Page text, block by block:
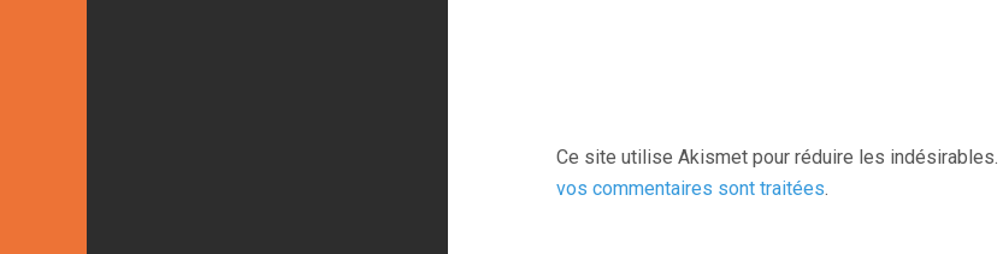
Ce site utilise Akismet pour réduire les indésirables.
vos commentaires sont traitées.